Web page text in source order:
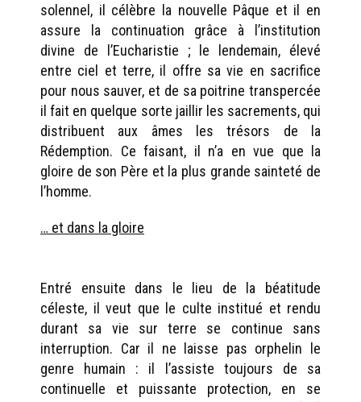
solennel, il célèbre la nouvelle Pâque et il en
assure la continuation grâce à l’institution
divine de l’Eucharistie ; le lendemain, élevé
entre ciel et terre, il offre sa vie en sacrifice
pour nous sauver, et de sa poitrine transpercée
il fait en quelque sorte jaillir les sacrements, qui
distribuent aux âmes les trésors de la
Rédemption. Ce faisant, il n’a en vue que la
gloire de son Père et la plus grande sainteté de
l’homme.
… et dans la gloire
Entré ensuite dans le lieu de la béatitude
céleste, il veut que le culte institué et rendu
durant sa vie sur terre se continue sans
interruption. Car il ne laisse pas orphelin le
genre humain : il l’assiste toujours de sa
continuelle et puissante protection, en se